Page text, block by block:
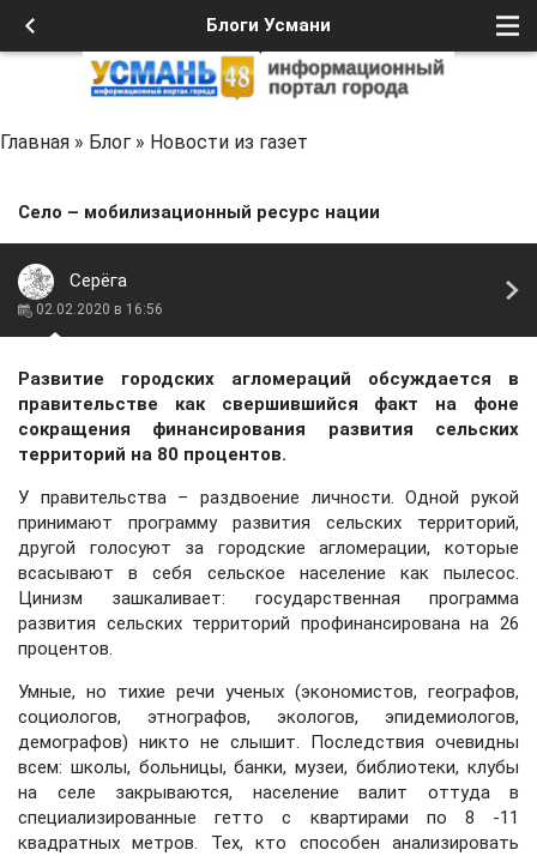
Блоги Усмани
Главная » Блог » Новости из газет
Село – мобилизационный ресурс нации
Серёга
02.02.2020 в 16:56
Развитие городских агломераций обсуждается в
правительстве как свершившийся факт на фоне
сокращения финансирования развития сельских
территорий на 80 процентов.
У правительства – раздвоение личности. Одной рукой
принимают программу развития сельских территорий,
другой голосуют за городские агломерации, которые
всасывают в себя сельское население как пылесос.
Цинизм зашкаливает: государственная программа
развития сельских территорий профинансирована на 26
процентов.
Умные, но тихие речи ученых (экономистов, географов,
социологов, этнографов, экологов, эпидемиологов,
демографов) никто не слышит. Последствия очевидны
всем: школы, больницы, банки, музеи, библиотеки, клубы
на селе закрываются, население валит оттуда в
специализированные гетто с квартирами по 8 -11
квадратных метров. Тех, кто способен анализировать